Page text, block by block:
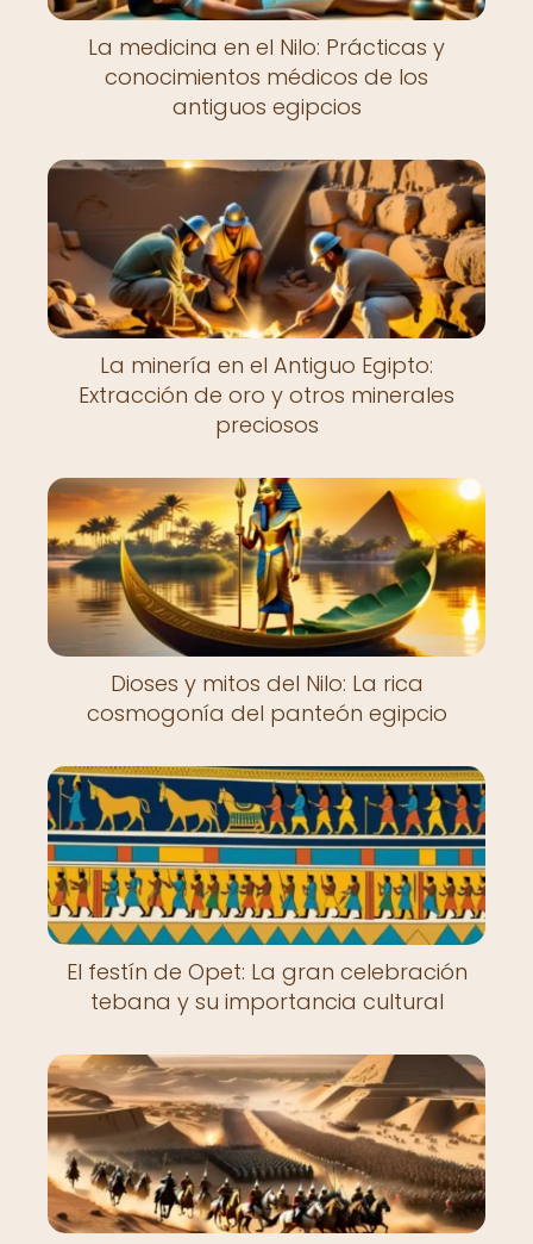
La medicina en el Nilo: Prácticas y
conocimientos médicos de los
antiguos egipcios
La minería en el Antiguo Egipto:
Extracción de oro y otros minerales
preciosos
Dioses y mitos del Nilo: La rica
cosmogonía del panteón egipcio
El festín de Opet: La gran celebración
tebana y su importancia cultural